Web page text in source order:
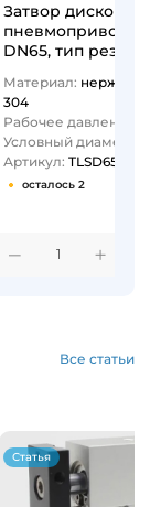
Затвор дисковый с
пневмоприводом
DN65, тип резьба-
Материал:
304
Рабочее давление,
Условный диаметр
Артикул: TLSD65THS-P
осталось 2
1
Все статьи
Статья